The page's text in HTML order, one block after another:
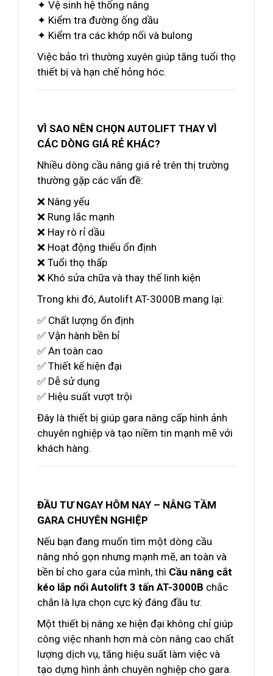
✦ Vệ sinh hệ thống nâng
✦ Kiểm tra đường ống dầu
✦ Kiểm tra các khớp nối và bulong
Việc bảo trì thường xuyên giúp tăng tuổi thọ
thiết bị và hạn chế hỏng hóc.
VÌ SAO NÊN CHỌN AUTOLIFT THAY VÌ
CÁC DÒNG GIÁ RẺ KHÁC?
Nhiều dòng cầu nâng giá rẻ trên thị trường
thường gặp các vấn đề:
❌ Nâng yếu
❌ Rung lắc mạnh
❌ Hay rò rỉ dầu
❌ Hoạt động thiếu ổn định
❌ Tuổi thọ thấp
❌ Khó sửa chữa và thay thế linh kiện
Trong khi đó, Autolift AT-3000B mang lại:
✅ Chất lượng ổn định
✅ Vận hành bền bỉ
✅ An toàn cao
✅ Thiết kế hiện đại
✅ Dễ sử dụng
✅ Hiệu suất vượt trội
Đây là thiết bị giúp gara nâng cấp hình ảnh
chuyên nghiệp và tạo niềm tin mạnh mẽ với
khách hàng.
ĐẦU TƯ NGAY HÔM NAY – NÂNG TẦM
GARA CHUYÊN NGHIỆP
Nếu bạn đang muốn tìm một dòng cầu
nâng nhỏ gọn nhưng mạnh mẽ, an toàn và
bền bỉ cho gara của mình, thì Cầu nâng cắt
kéo lắp nổi Autolift 3 tấn AT-3000B chắc
chắn là lựa chọn cực kỳ đáng đầu tư.
Một thiết bị nâng xe hiện đại không chỉ giúp
công việc nhanh hơn mà còn nâng cao chất
lượng dịch vụ, tăng hiệu suất làm việc và
tạo dựng hình ảnh chuyên nghiệp cho gara.